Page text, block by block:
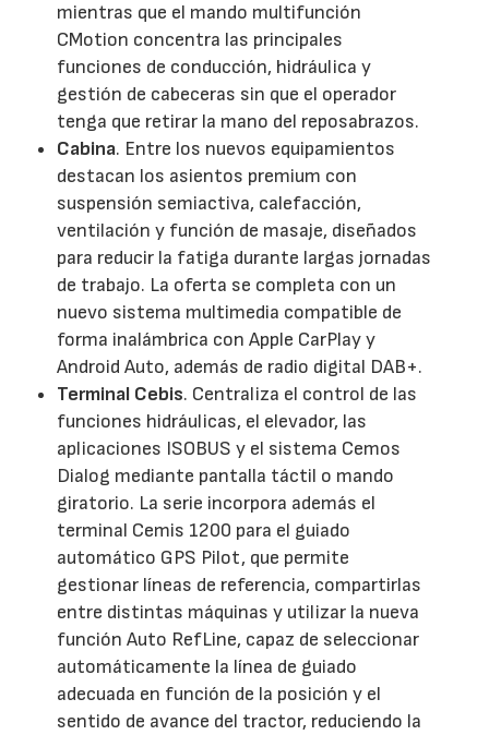
mientras que el mando multifunción
CMotion concentra las principales
funciones de conducción, hidráulica y
gestión de cabeceras sin que el operador
tenga que retirar la mano del reposabrazos.
Cabina. Entre los nuevos equipamientos
destacan los asientos premium con
suspensión semiactiva, calefacción,
ventilación y función de masaje, diseñados
para reducir la fatiga durante largas jornadas
de trabajo. La oferta se completa con un
nuevo sistema multimedia compatible de
forma inalámbrica con Apple CarPlay y
Android Auto, además de radio digital DAB+.
Terminal Cebis. Centraliza el control de las
funciones hidráulicas, el elevador, las
aplicaciones ISOBUS y el sistema Cemos
Dialog mediante pantalla táctil o mando
giratorio. La serie incorpora además el
terminal Cemis 1200 para el guiado
automático GPS Pilot, que permite
gestionar líneas de referencia, compartirlas
entre distintas máquinas y utilizar la nueva
función Auto RefLine, capaz de seleccionar
automáticamente la línea de guiado
adecuada en función de la posición y el
sentido de avance del tractor, reduciendo la